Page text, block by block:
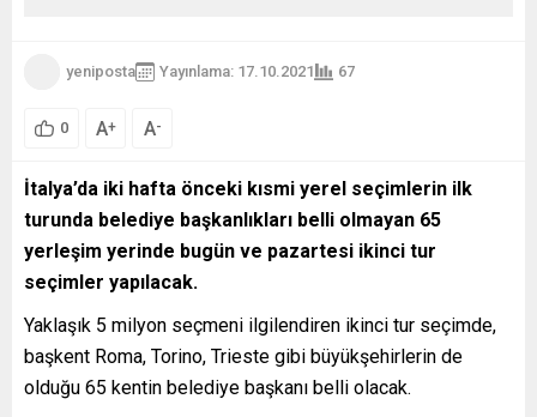
yeniposta Yayınlama: 17.10.2021 67
0 A+ A-
İtalya’da iki hafta önceki kısmi yerel seçimlerin ilk
turunda belediye başkanlıkları belli olmayan 65
yerleşim yerinde bugün ve pazartesi ikinci tur
seçimler yapılacak.
Yaklaşık 5 milyon seçmeni ilgilendiren ikinci tur seçimde,
başkent Roma, Torino, Trieste gibi büyükşehirlerin de
olduğu 65 kentin belediye başkanı belli olacak.